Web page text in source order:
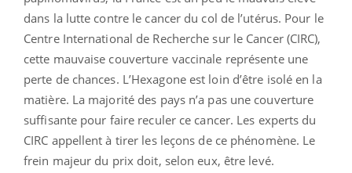
dans la lutte contre le cancer du col de l’utérus. Pour le
Centre International de Recherche sur le Cancer (CIRC),
cette mauvaise couverture vaccinale représente une
perte de chances. L’Hexagone est loin d’être isolé en la
matière. La majorité des pays n’a pas une couverture
suffisante pour faire reculer ce cancer. Les experts du
CIRC appellent à tirer les leçons de ce phénomène. Le
frein majeur du prix doit, selon eux, être levé.